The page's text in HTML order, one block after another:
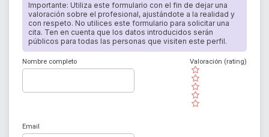
Importante: Utiliza este formulario con el fin de dejar una
valoración sobre el profesional, ajustándote a la realidad y
con respeto. No utilices este formulario para solicitar una
cita. Ten en cuenta que los datos introducidos serán
públicos para todas las personas que visiten este perfil.
Nombre completo
( )
( )
( )
( )
( )
Valoración (rating)
Email